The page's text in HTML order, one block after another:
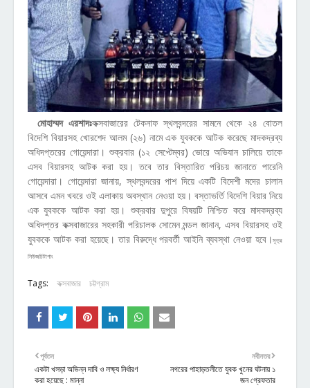
মোহাম্মদ এরশাদঃকক্সবাজারের টেকনাফ স্থলবন্দরের সামনে থেকে ২৪ বোতল
বিদেশি বিয়ারসহ খোরশেদ আলম (২৬) নামে এক যুবককে আটক করেছে মাদকদ্রব্য
অধিদপ্তরের গোয়েন্দারা। শুক্রবার (১২ সেপ্টেম্বর) ভোরে অভিযান চালিয়ে তাকে
এসব বিয়ারসহ আটক করা হয়। তবে তার বিস্তারিত পরিচয় জানাতে পারেনি
গোয়েন্দারা। গোয়েন্দারা জানায়, স্থলবন্দরের পাশ দিয়ে একটি বিদেশী মদের চালান
আসবে এমন খবরে ওই এলাকায় অবস্থান নেওয়া হয়। বস্তাভর্তি বিদেশি বিয়ার নিয়ে
এক যুবককে আটক করা হয়। শুক্রবার দুপুরে বিষয়টি নিশ্চিত করে মাদকদ্রব্য
অধিদপ্তর কক্সবাজারের সহকারী পরিচালক সোমেন মন্ডল জানান, এসব বিয়ারসহ ওই
যুবককে আটক করা হয়েছে। তার বিরুদ্ধে পরবর্তী আইনি ব্যবস্থা নেওয়া হবে। সূত্র
নিউজচিটাগাং
Tags: কক্সবাজার চট্টগ্রাম
নবীনতর
নগরের পাহাড়তলীতে যুবক খুনের ঘটনায় ১
জন গ্রেফতার
পূর্বতন
একটা খসড়া অভিন্ন দাবি ও লক্ষ্য নির্ধারণ
করা হয়েছে : মান্না